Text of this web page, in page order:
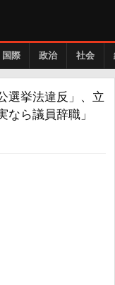
国際 政治 社会
選挙法違反」、立
なら議員辞職」